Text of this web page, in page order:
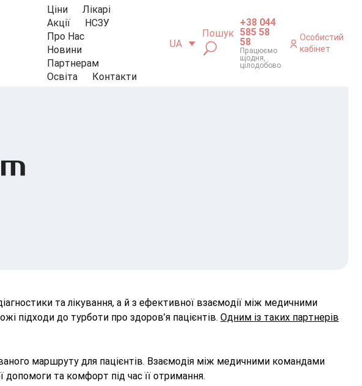
Ціни
Лікарі
Акції
НСЗУ
Про Нас
Новини
Партнерам
Освіта
Контакти
UA
Пошук
+38 044
585 58
58
Працюємо
щодня,
цілодобово
Особистий
кабінет
та лікування, а й з ефективної взаємодії між медичними
підходи до турботи про здоров’я пацієнтів. Одним із таких партнерів
маршруту для пацієнтів. Взаємодія між медичними командами
та комфорт під час її отримання.